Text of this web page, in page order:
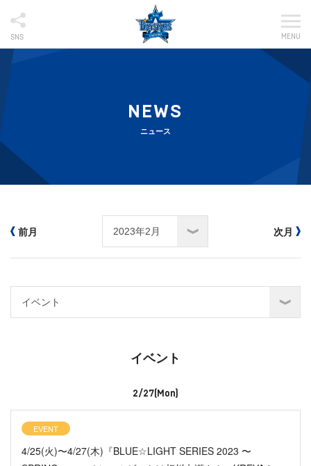
SNS MENU
NEWS
ニュース
前月 次月
イベント
2/27(Mon)
EVENT
4/25(火)〜4/27(木)『BLUE☆LIGHT SERIES 2023 〜